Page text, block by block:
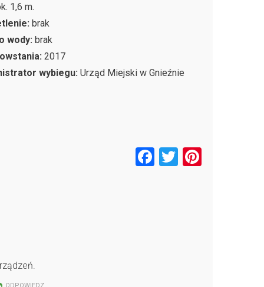
1,6 m.
brak
wody:brak
2017
wybiegu:Urząd Miejski w Gnieźnie
F T
ODPOWIEDZ